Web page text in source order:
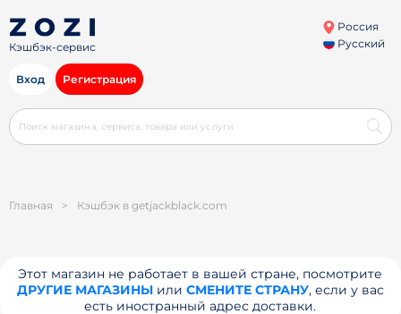
Кэшбэк-сервис
Россия
Русский
Вход Регистрация
Главная > Кэшбэк в getjackblack.com
Этот магазин не работает в вашей стране, посмотрите
ДРУГИЕ МАГАЗИНЫили СМЕНИТЕ СТРАНУ, если у вас
есть иностранный адрес доставки.